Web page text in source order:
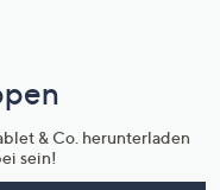
& Co. herunterladen
sein!